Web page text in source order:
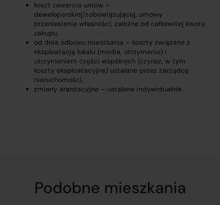
koszt zawarcia umów –
deweloperskiej/zobowiązującej, umowy
przeniesienia własności, zależne od całkowitej kwoty
zakupu,
od dnia odbioru mieszkania – koszty związane z
eksploatacją lokalu (media, utrzymanie) i
utrzymaniem części wspólnych (czynsz, w tym
koszty eksploatacyjne) ustalane przez zarządcę
nieruchomości,
zmiany aranżacyjne – ustalane indywidualnie.
Podobne mieszkania